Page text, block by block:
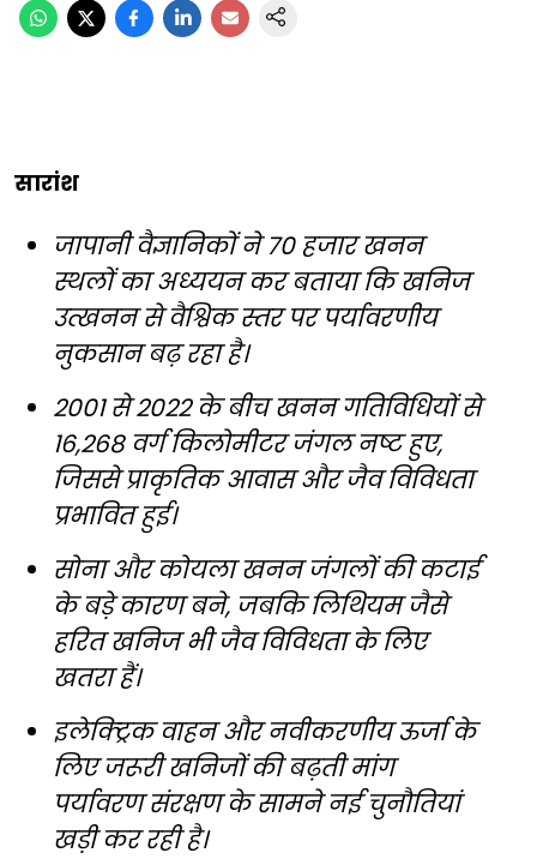
सारांश
जापानी वैज्ञानिकों ने 70 हजार खनन
स्थलों का अध्ययन कर बताया कि खनिज
उत्खनन से वैश्विक स्तर पर पर्यावरणीय
नुकसान बढ़ रहा है।
2001 से 2022 के बीच खनन गतिविधियों से
16,268 वर्ग किलोमीटर जंगल नष्ट हुए,
जिससे प्राकृतिक आवास और जैव विविधता
प्रभावित हुई।
सोना और कोयला खनन जंगलों की कटाई
के बड़े कारण बने, जबकि लिथियम जैसे
हरित खनिज भी जैव विविधता के लिए
खतरा हैं।
इलेक्ट्रिक वाहन और नवीकरणीय ऊर्जा के
लिए जरूरी खनिजों की बढ़ती मांग
पर्यावरण संरक्षण के सामने नई चुनौतियां
खड़ी कर रही है।